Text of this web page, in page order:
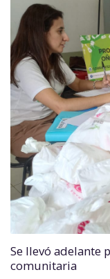
Se llevó adelante
comunitaria